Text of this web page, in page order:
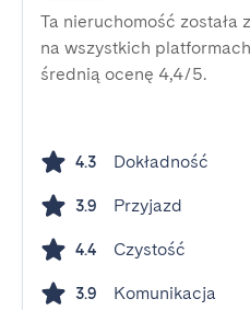
Ta nieruchomość została
na wszystkich
średnią ocenę 4,4/5.
4.3 Dokładność
3.9 Przyjazd
4.4 Czystość
3.9 Komunikacja